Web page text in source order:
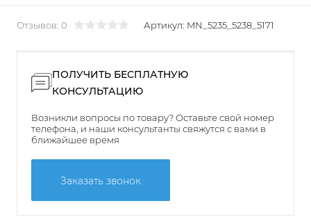
Отзывов: 0 Артикул: MN_5235_5238_5171
ПОЛУЧИТЬ БЕСПЛАТНУЮ
КОНСУЛЬТАЦИЮ
Возникли вопросы по товару? Оставьте свой номер
телефона, и наши консультанты свяжутся с вами в
ближайшее время
Заказать звонок